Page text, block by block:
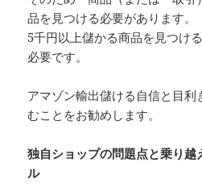
品を見つける必要があります。
5千円以上儲かる商品を見つけ
必要です。
アマゾン輸出儲ける自信と目利
むことをお勧めします。
独自ショップの問題点と乗り越
ル